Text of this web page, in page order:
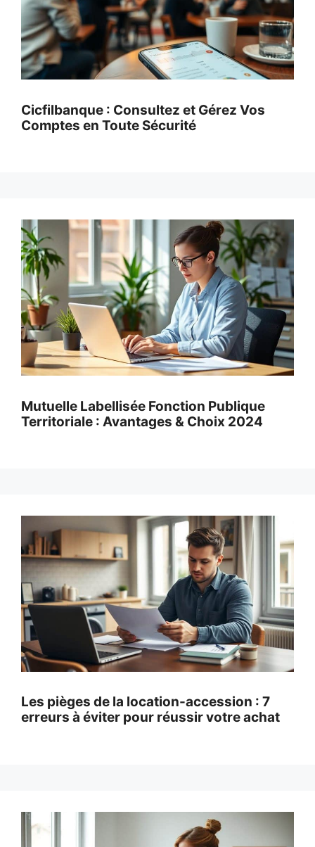
Cicfilbanque : Consultez et Gérez Vos
Comptes en Toute Sécurité
Mutuelle Labellisée Fonction Publique
Territoriale : Avantages & Choix 2024
Les pièges de la location-accession : 7
erreurs à éviter pour réussir votre achat